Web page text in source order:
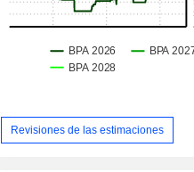
Revisiones de las estimaciones